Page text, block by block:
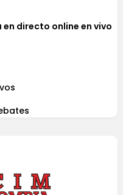
en directo online en vivo